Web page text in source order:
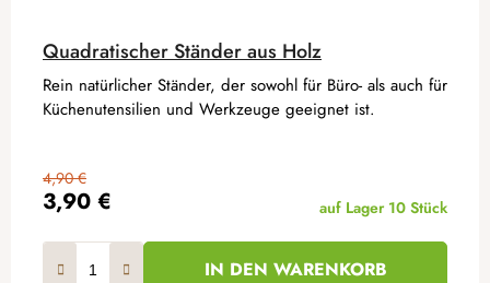
Quadratischer Ständer aus Holz
3,90 €
4,90 €
auf Lager 10 Stück
IN DEN WARENKORB
Rein natürlicher Ständer, der sowohl für Büro- als auch für
Küchenutensilien und Werkzeuge geeignet ist.